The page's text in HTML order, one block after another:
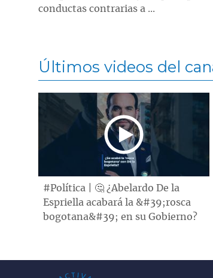
conductas contrarias a ...
Últimos videos del
#Política | 🤔 ¿Abelardo De la
Espriella acabará la &#39;rosca
bogotana&#39; en su Gobierno?